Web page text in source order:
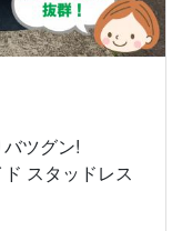
ツグン!
スタッドレス